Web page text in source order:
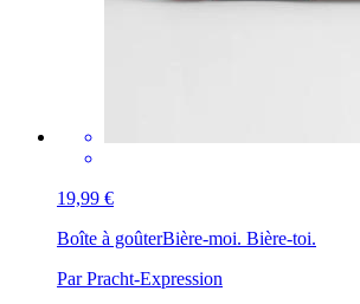
19,99 €
Boîte à goûterBière-moi. Bière-toi.
Par Pracht-Expression